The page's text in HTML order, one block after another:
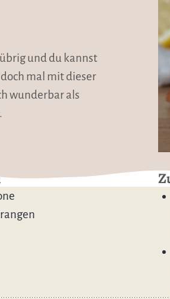
und du kannst
mal mit dieser
wunderbar als